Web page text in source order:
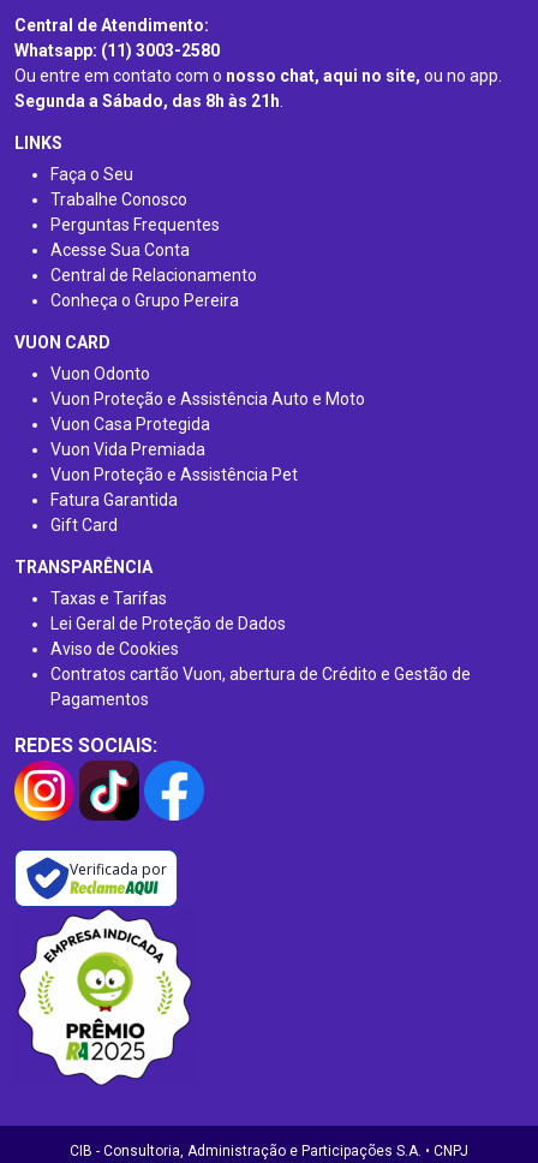
Central de Atendimento:
Whatsapp: (11) 3003-2580
Ou entre em contato com o nosso chat, aqui no site, ou no app.
Segunda a Sábado, das 8h às 21h.
LINKS
Faça o Seu
Trabalhe Conosco
Perguntas Frequentes
Acesse Sua Conta
Central de Relacionamento
Conheça o Grupo Pereira
VUON CARD
Vuon Odonto
Vuon Proteção e Assistência Auto e Moto
Vuon Casa Protegida
Vuon Vida Premiada
Vuon Proteção e Assistência Pet
Fatura Garantida
Gift Card
TRANSPARÊNCIA
Taxas e Tarifas
Lei Geral de Proteção de Dados
Aviso de Cookies
Contratos cartão Vuon, abertura de Crédito e Gestão de
Pagamentos
REDES SOCIAIS:
Verificada por
CIB - Consultoria, Administração e Participações S.A. • CNPJ